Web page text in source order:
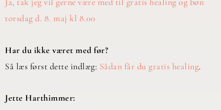
torsdag d. 8. maj kl 8.00
Har du ikke været med før?
Så læs først dette indlæg: Sådan får du gratis healing.
Jette Harthimmer: